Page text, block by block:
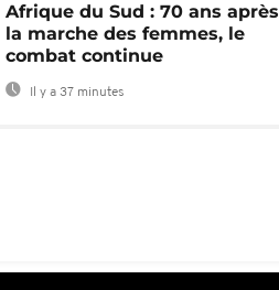
Afrique du Sud : 70 ans après
la marche des femmes, le
combat continue
Il y a 37 minutes